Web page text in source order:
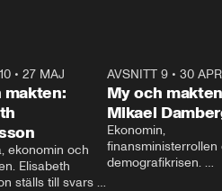
•27 MAJ
makten:
ekonomin och
Elisabeth
ställs till svars
AVSNITT 9• 30
My och
Mikael
Ekonomin,
finansministerrollen
demografikrisen.